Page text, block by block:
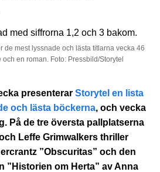
de mest lyssnade och lästa titlarna vecka 46
en roman. Foto: Pressbild/Storytel
presenterar Storytel en lista
och lästa böckerna, och vecka
På de tre översta pallplatserna
Leffe Grimwalkers thriller
”Obscuritas” och den
”Historien om Herta” av Anna